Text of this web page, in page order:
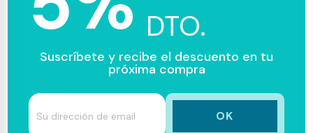
DTO.
Suscríbete y recibe el descuento en tu
próxima compra